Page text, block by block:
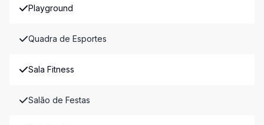
Playground
Quadra de Esportes
Sala Fitness
Salão de Festas